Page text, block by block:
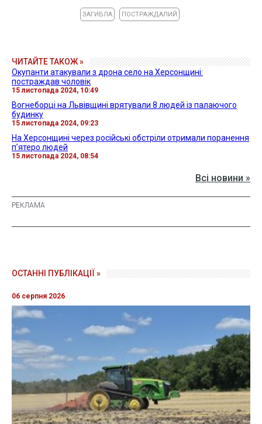
ЗАГИБЛА ПОСТРАЖДАЛИЙ
ЧИТАЙТЕ ТАКОЖ »
Окупанти атакували з дрона село на Херсонщині:
постраждав чоловік
15 листопада 2024, 10:49
Вогнеборці на Львівщині врятували 8 людей із палаючого
будинку
15 листопада 2024, 09:23
На Херсонщині через російські обстріли отримали поранення
пʼятеро людей
15 листопада 2024, 08:54
Всі новини »
ОСТАННІ ПУБЛІКАЦІЇ »
06 серпня 2026